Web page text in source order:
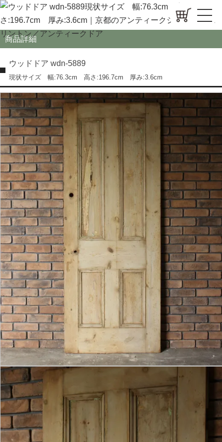
商品詳細
ウッドドア wdn-5889
現状サイズ 幅:76.3cm 高さ:196.7cm 厚み:3.6cm